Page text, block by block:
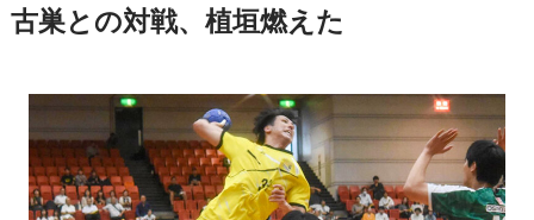
古巣との対戦、植垣燃えた